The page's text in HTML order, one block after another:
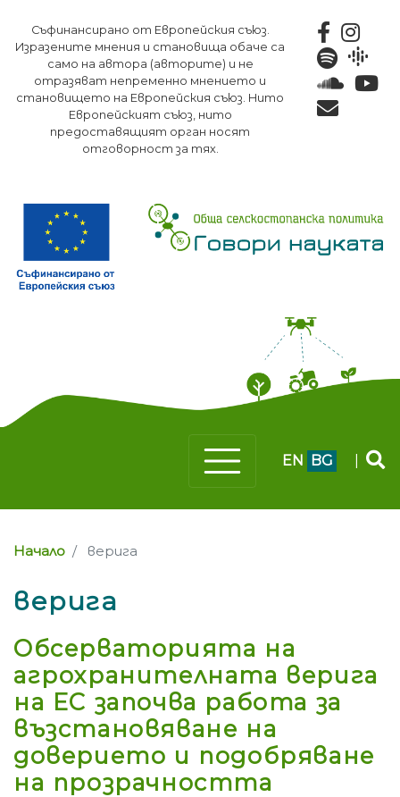
към
основното
съдържание
Съфинансирано от Европейския съюз.
Изразените мнения и становища обаче са
само на автора (авторите) и не
отразяват непременно мнението и
становището на Европейския съюз. Нито
Европейският съюз, нито
предоставящият орган носят
отговорност за тях.
EN BG
Начало верига
верига
Обсерваторията на
агрохранителната верига
на ЕС започва работа за
възстановяване на
доверието и подобряване
на прозрачността